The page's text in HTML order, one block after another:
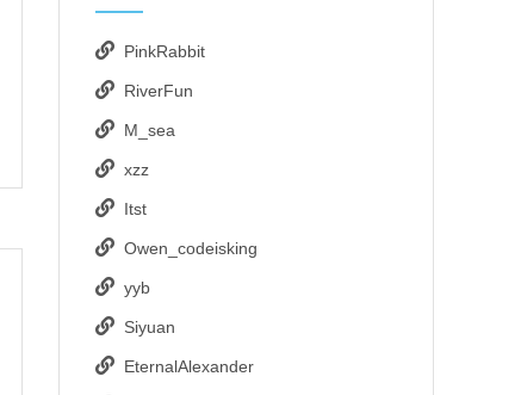
PinkRabbit
RiverFun
M_sea
xzz
Itst
Owen_codeisking
yyb
Siyuan
EternalAlexander